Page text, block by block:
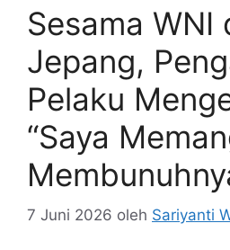
Sesama WNI
Jepang,
Pelaku
“Saya
7 Juni 2026 oleh Sariyanti